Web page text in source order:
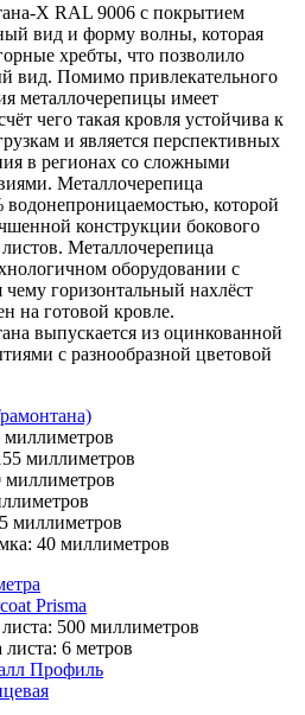
X RAL 9006 с покрытием
вид и форму волны, которая
хребты, что позволило
вид. Помимо привлекательного
металлочерепицы имеет
чего такая кровля устойчива к
и является перспективных
в регионах со сложными
Металлочерепица
водонепроницаемостью, которой
конструкции бокового
Металлочерепица
оборудовании с
горизонтальный нахлёст
на готовой кровле.
выпускается из оцинкованной
с разнообразной цветовой
миллиметров
миллиметров
миллиметров
миллиметров
40 миллиметров
Prisma
500 миллиметров
6 метров
Профиль